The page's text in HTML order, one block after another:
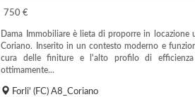
750 €
Dama Immobiliare è lieta di proporre in
Coriano. Inserito in un contesto moderno e
cura delle finiture e l'alto profilo di
ottimamente...
Forli' (FC)A8_Coriano